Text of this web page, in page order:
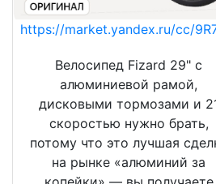
https://market.yandex.ru/cc/
Велосипед Fizard 29" с
алюминиевой рамой,
дисковыми тормозами и
скоростью нужно брать,
потому что это лучшая
на рынке «алюминий за